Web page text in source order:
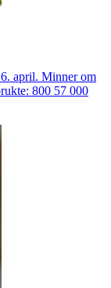
april. Minner om
800 57 000